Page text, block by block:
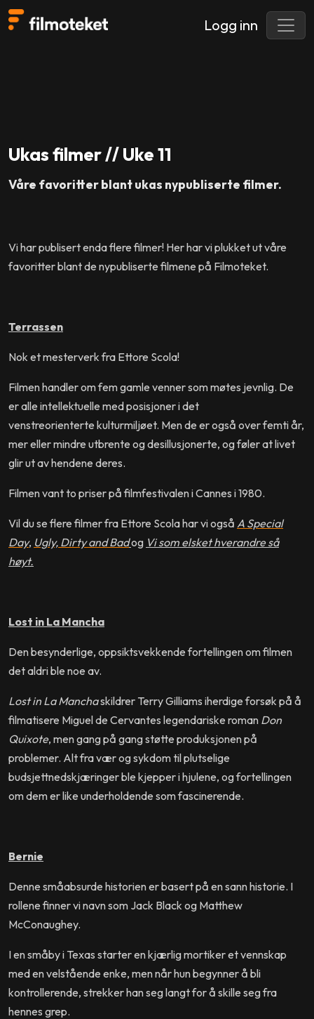
Logg inn
Ukas filmer // Uke 11
Våre favoritter blant ukas nypubliserte filmer.
Vi har publisert enda flere filmer! Her har vi plukket ut våre
favoritter blant de nypubliserte filmene på Filmoteket.
Terrassen
Nok et mesterverk fra Ettore Scola!
Filmen handler om fem gamle venner som møtes jevnlig. De
er alle intellektuelle med posisjoner i det
venstreorienterte kulturmiljøet. Men de er også over femti år,
mer eller mindre utbrente og desillusjonerte, og føler at livet
glir ut av hendene deres.
Filmen vant to priser på filmfestivalen i Cannes i 1980.
Vil du se flere filmer fra Ettore Scola har vi også A Special
Day, Ugly, Dirty and Badog Vi som elsket hverandre så
høyt.
Lost in La Mancha
Den besynderlige, oppsiktsvekkende fortellingen om filmen
det aldri ble noe av.
Lost in La Manchaskildrer Terry Gilliams iherdige forsøk på å
filmatisere Miguel de Cervantes legendariske roman Don
Quixote, men gang på gang støtte produksjonen på
problemer. Alt fra vær og sykdom til plutselige
budsjettnedskjæringer ble kjepper i hjulene, og fortellingen
om dem er like underholdende som fascinerende.
Bernie
Denne småabsurde historien er basert på en sann historie. I
rollene finner vi navn som Jack Black og Matthew
McConaughey.
I en småby i Texas starter en kjærlig mortiker et vennskap
med en velstående enke, men når hun begynner å bli
kontrollerende, strekker han seg langt for å skille seg fra
hennes grep.